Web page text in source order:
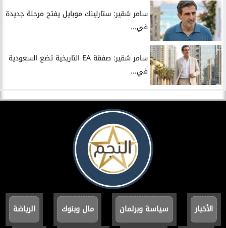
سامر شقير: ستارلينك موبايل يفتح مرحلة جديدة
في...
سامر شقير: صفقة EA التاريخية تضع السعودية
في...
الأخبار سياسة وبرلمان مال وبنوك الرياضة